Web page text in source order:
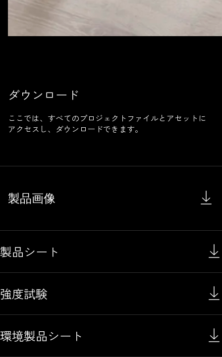
ダウンロード
ここでは、すべてのプロジェクトファイルとアセットに
アクセスし、ダウンロードできます。
製品画像
製品シート
強度試験
環境製品シート